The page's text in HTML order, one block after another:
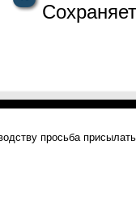
просьба